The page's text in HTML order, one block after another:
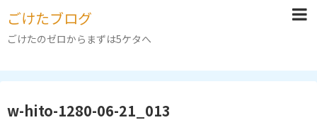
ごけたブログ
ごけたのゼロからまずは5ケタへ
w-hito-1280-06-21_013